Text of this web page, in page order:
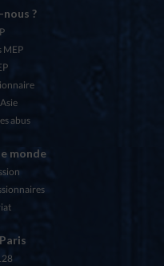
?
MEP
abus
monde